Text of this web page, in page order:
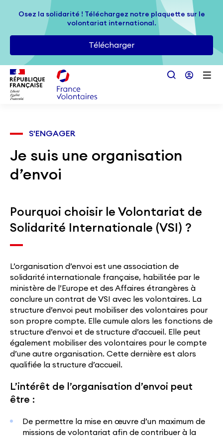
Passer au contenu principal
Osez la solidarité ! Téléchargez notre plaquette sur le
volontariat international.
Télécharger
Osez la solidarité ! Téléchargez notre plaquette sur le
volontariat international.
Télécharger
S'ENGAGER
Je suis une organisation
d’envoi
Pourquoi choisir le Volontariat de
Solidarité Internationale (VSI) ?
L’organisation d’envoi est une association de
solidarité internationale française, habilitée par le
ministère de l’Europe et des Affaires étrangères à
conclure un contrat de VSI avec les volontaires. La
structure d’envoi peut mobiliser des volontaires pour
son propre compte. Elle cumule alors les fonctions de
structure d’envoi et de structure d’accueil. Elle peut
également mobiliser des volontaires pour le compte
d’une autre organisation. Cette dernière est alors
qualifiée la structure d’accueil.
L’intérêt de l’organisation d’envoi peut
être :
De permettre la mise en œuvre d’un maximum de
missions de volontariat afin de contribuer à la